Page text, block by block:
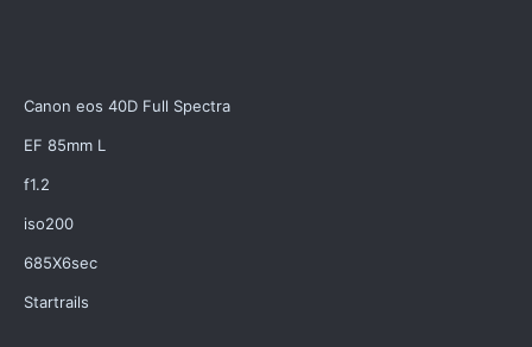
Canon eos 40D Full Spectra
EF 85mm L
f1.2
iso200
685X6sec
Startrails